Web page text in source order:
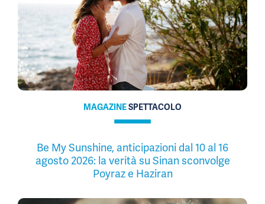
MAGAZINESPETTACOLO
Be My Sunshine, anticipazioni dal 10 al 16
agosto 2026: la verità su Sinan sconvolge
Poyraz e Haziran